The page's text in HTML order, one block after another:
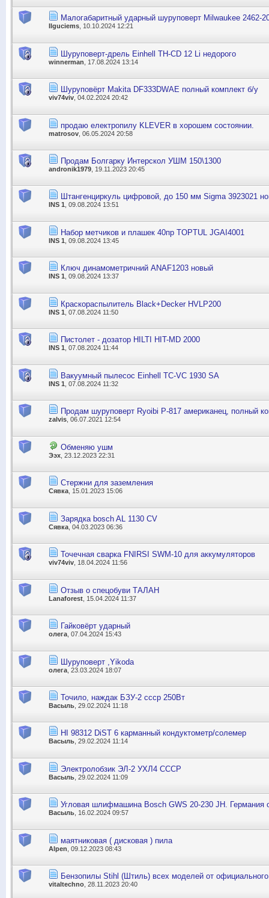
Малогабаритный ударный шуруповерт Milwaukee 2462-
Ilguciems , 10.10.2024 12:21
Шуруповерт-дрель Einhell TH-CD 12 Li недорого
winnerman , 17.08.2024 13:14
Шуруповёрт Makita DF333DWAE полный комплект б/у
viv74viv , 04.02.2024 20:42
продаю електропилу KLEVER в хорошем состоянии.
matrosov , 06.05.2024 20:58
Продам Болгарку Интерскол УШМ 150\1300
andronik1979 , 19.11.2023 20:45
Штангенциркуль цифровой, до 150 мм Sigma 3923021
INS 1, 09.08.2024 13:51
Набор метчиков и плашек 40пр TOPTUL JGAI4001
INS 1 , 09.08.2024 13:45
Ключ динамометричний ANAF1203 новый
INS 1 , 09.08.2024 13:37
Краскораспылитель Black+Decker HVLP200
INS 1 , 07.08.2024 11:50
Пистолет - дозатор HILTI HIT-MD 2000
INS 1 , 07.08.2024 11:44
Вакуумный пылесос Einhell TC-VC 1930 SA
INS 1 , 07.08.2024 11:32
Продам шуруповерт Ryoibi P-817 американец, полный
zalvis , 06.07.2021 12:54
Обменяю ушм
Ээх , 23.12.2023 22:31
Стержни для заземления
Сявка , 15.01.2023 15:06
Зарядка bosch AL 1130 CV
Сявка , 04.03.2023 06:36
Точечная сварка FNIRSI SWM-10 для аккумуляторов
viv74viv , 18.04.2024 11:56
Отзыв о спецобуви ТАЛАН
Lanaforest , 15.04.2024 11:37
Гайковёрт ударный
олега , 07.04.2024 15:43
Шуруповерт ,Yikoda
олега , 23.03.2024 18:07
Точило, наждак БЗУ-2 ссср 250Вт
Васыль , 29.02.2024 11:18
HI 98312 DiST 6 карманный кондуктометр/солемер
Васыль, 29.02.2024 11:14
Электролобзик ЭЛ-2 УХЛ4 СССР
Васыль , 29.02.2024 11:09
Угловая шлифмашина Bosch GWS 20-230 JH. Германия
Васыль, 16.02.2024 09:57
маятниковая ( дисковая ) пила
Alpen , 09.12.2023 08:43
Бензопилы Stihl (Штиль) всех моделей от
vitaltechno , 28.11.2023 20:40